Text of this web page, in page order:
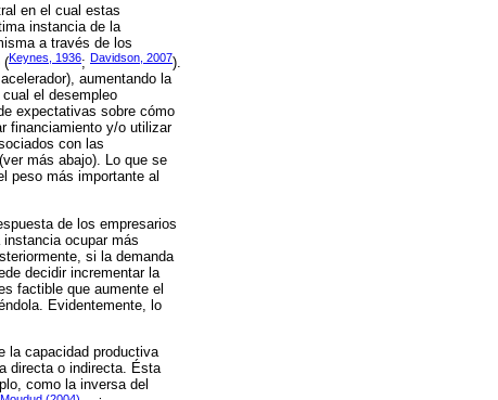
en el cual estas
instancia de la
a través de los
(Keynes, 1936; Davidson, 2007).
aumentando la
el desempleo
expectativas sobre cómo
financiamiento y/o utilizar
con las
más abajo). Lo que se
peso más importante al
de los empresarios
ocupar más
si la demanda
decidir incrementar la
factible que aumente el
Evidentemente, lo
la capacidad productiva
directa o indirecta. Ésta
como la inversa del